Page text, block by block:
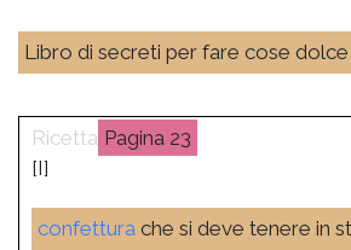
Libro di secreti per fare cose dolce
23
[I]
confettura che si deve tenere in